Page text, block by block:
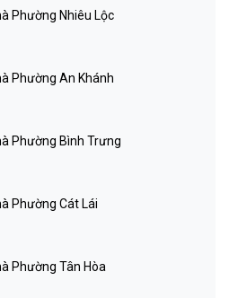
Phường Nhiêu Lộc
Phường An Khánh
Phường Bình Trưng
Phường Cát Lái
Phường Tân Hòa